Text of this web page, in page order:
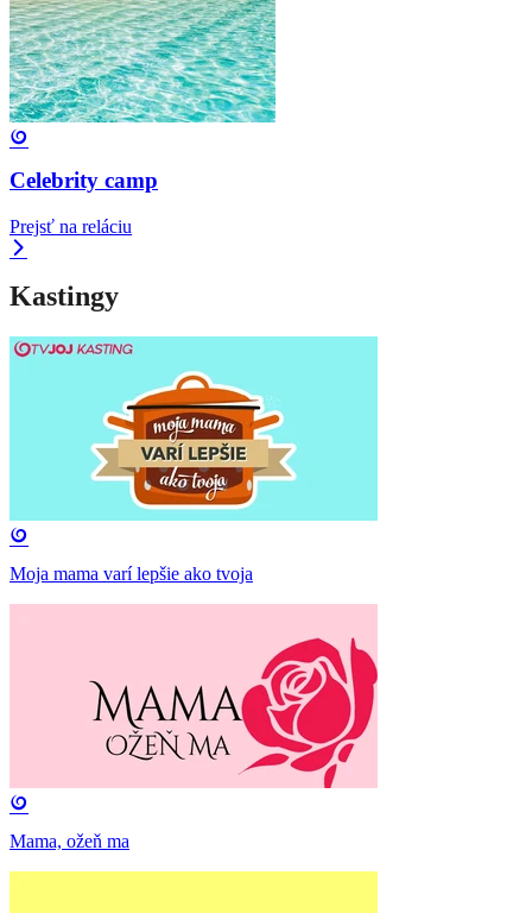
Celebrity camp
Prejsť na reláciu
Kastingy
Moja mama varí lepšie ako tvoja
Mama, ožeň ma